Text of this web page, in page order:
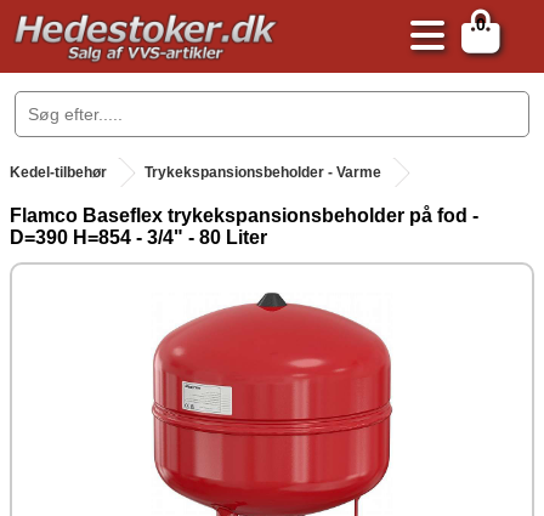
0
.
Kedel-tilbehør Trykekspansionsbeholder - Varme
Flamco Baseflex trykekspansionsbeholder på fod -
D=390 H=854 - 3/4" - 80 Liter